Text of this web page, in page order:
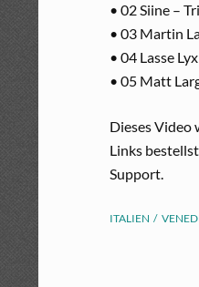
• 02 Siine –
• 03 Martin
• 04 Lasse
• 05 Matt
Dieses Video
Links
Support.
ITALIEN